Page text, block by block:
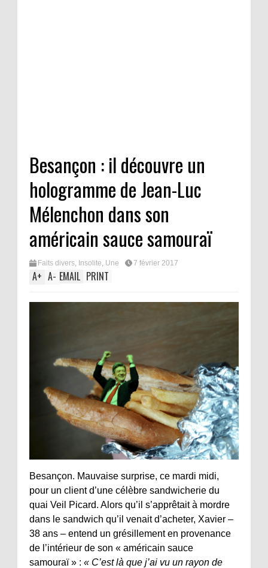
Besançon : il découvre un
hologramme de Jean-Luc
Mélenchon dans son
américain sauce samouraï
Faits divers, Insolite, Une 7 février 2017
A+ A- EMAIL PRINT
Besançon. Mauvaise surprise, ce mardi midi,
pour un client d’une célèbre sandwicherie du
quai Veil Picard. Alors qu’il s’apprêtait à mordre
dans le sandwich qu’il venait d’acheter, Xavier –
38 ans – entend un grésillement en provenance
de l’intérieur de son « américain sauce
samouraï » : « C’est là que j’ai vu un rayon de